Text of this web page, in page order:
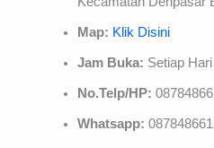
Map: Klik Disini
Jam Buka: Setiap
No.Telp/HP:
Whatsapp: